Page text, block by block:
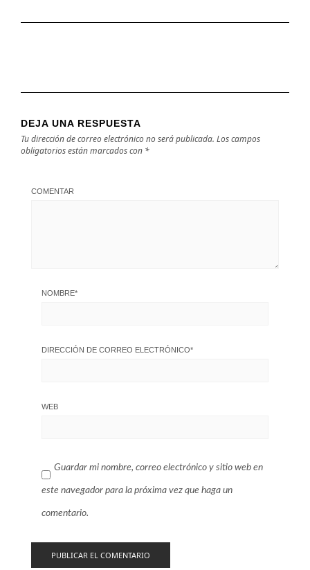
DEJA UNA RESPUESTA
Tu dirección de correo electrónico no será publicada. Los campos
obligatorios están marcados con *
COMENTAR
NOMBRE*
DIRECCIÓN DE CORREO ELECTRÓNICO*
WEB
Guardar mi nombre, correo electrónico y sitio web en
este navegador para la próxima vez que haga un
comentario.